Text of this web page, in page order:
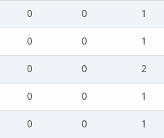
0 0
1
0 0
1
0 0
2
0 0
1
0 0
1